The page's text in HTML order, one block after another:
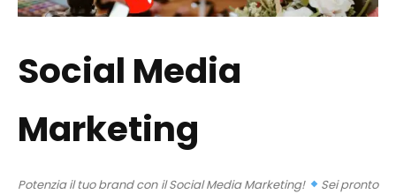
Social Media
Marketing
Potenzia il tuo brand con il Social Media Marketing!
Sei pronto